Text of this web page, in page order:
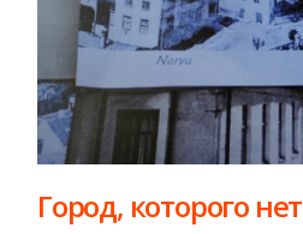
Город, которого нет